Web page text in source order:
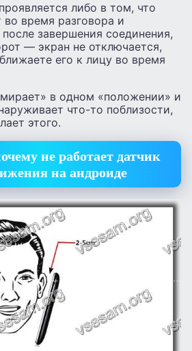
либо в том, что
во время разговора и
завершения соединения,
— экран не отключается,
его к лицу во время
в одном «положении» и
что-то поблизости,
этого.
не работает датчик
на андроиде